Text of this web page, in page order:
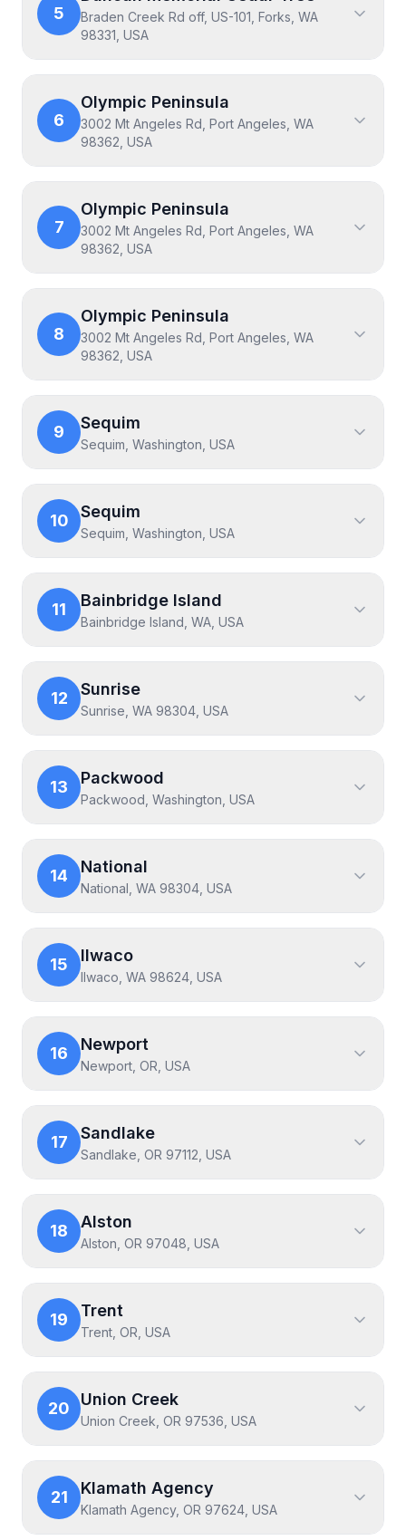
5
Braden Creek Rd off, US-101, Forks, WA
98331, USA
6
Olympic Peninsula
3002 Mt Angeles Rd, Port Angeles, WA
98362, USA
7
Olympic Peninsula
3002 Mt Angeles Rd, Port Angeles, WA
98362, USA
8
Olympic Peninsula
3002 Mt Angeles Rd, Port Angeles, WA
98362, USA
9 Sequim
Sequim, Washington, USA
10 Sequim
Sequim, Washington, USA
11 Bainbridge Island
Bainbridge Island, WA, USA
12 Sunrise
Sunrise, WA 98304, USA
13 Packwood
Packwood, Washington, USA
14 National
National, WA 98304, USA
15 Ilwaco
Ilwaco, WA 98624, USA
16 Newport
Newport, OR, USA
17 Sandlake
Sandlake, OR 97112, USA
18 Alston
Alston, OR 97048, USA
19 Trent
Trent, OR, USA
20 Union Creek
Union Creek, OR 97536, USA
21 Klamath Agency
Klamath Agency, OR 97624, USA